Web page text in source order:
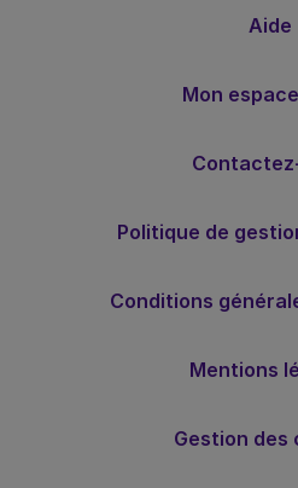
Aide
Mon
Politique de
Conditions
Mentions
Gestion des